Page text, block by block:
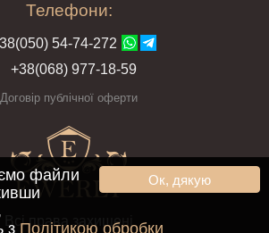
Телефони:
050) 54-74-272
+38(068) 977-18-59
Договір публічної оферти
Всі права захищені
Ок, дякую
файли
з Політикою обробки